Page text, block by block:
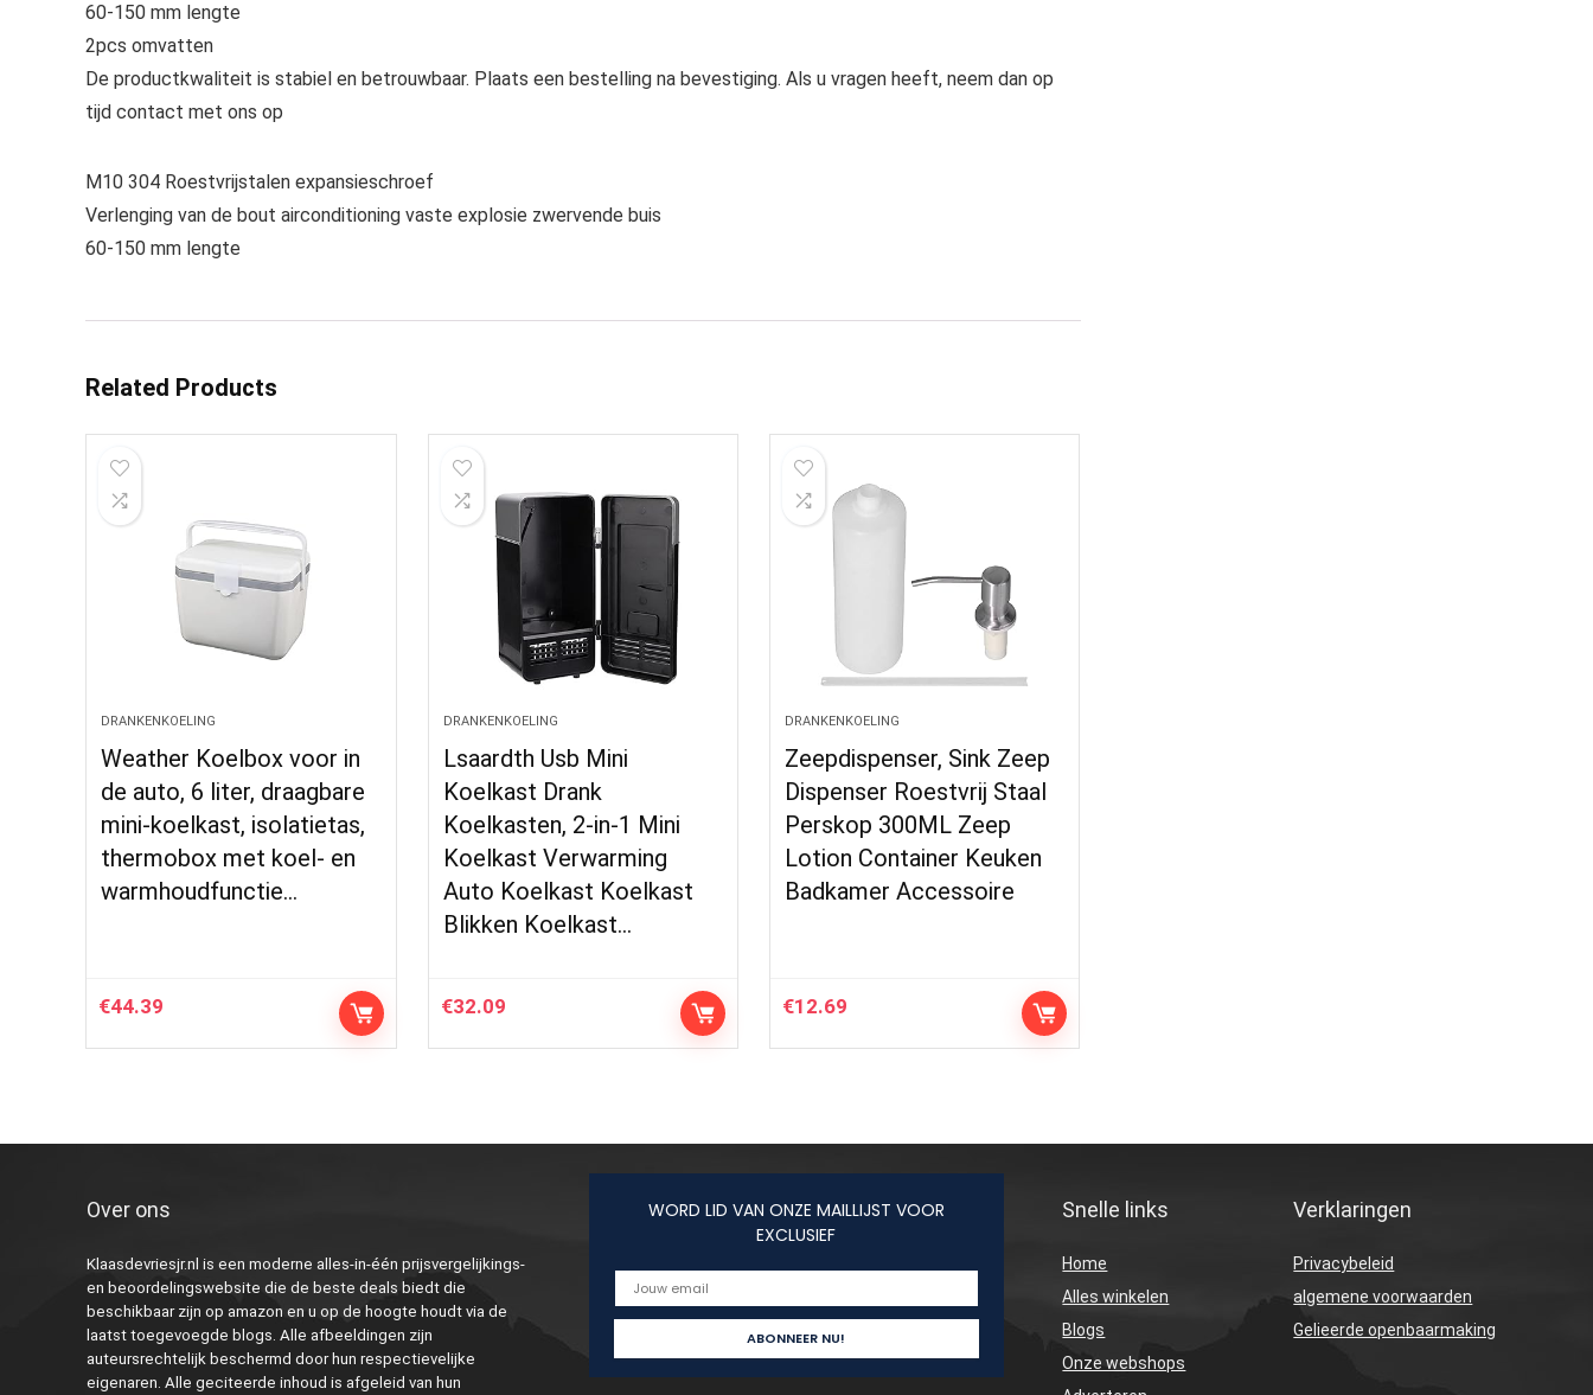
60-150 mm lengte
2pcs omvatten
De productkwaliteit is stabiel en betrouwbaar. Plaats een bestelling na bevestiging. Als u vragen heeft, neem dan op
tijd contact met ons op
M10 304 Roestvrijstalen expansieschroef
Verlenging van de bout airconditioning vaste explosie zwervende buis
60-150 mm lengte
Related Products
DRANKENKOELING
Weather Koelbox voor in
de auto, 6 liter, draagbare
mini-koelkast, isolatietas,
thermobox met koel- en
warmhoudfunctie…
€44.39
DRANKENKOELING
Lsaardth Usb Mini
Koelkast Drank
Koelkasten, 2-in-1 Mini
Koelkast Verwarming
Auto Koelkast Koelkast
Blikken Koelkast…
€32.09
DRANKENKOELING
Zeepdispenser, Sink Zeep
Dispenser Roestvrij Staal
Perskop 300ML Zeep
Lotion Container Keuken
Badkamer Accessoire
€12.69
Over ons
Klaasdevriesjr.nl is een moderne alles-in-één prijsvergelijkings-
en beoordelingswebsite die de beste deals biedt die
beschikbaar zijn op amazon en u op de hoogte houdt via de
laatst toegevoegde blogs. Alle afbeeldingen zijn
auteursrechtelijk beschermd door hun respectievelijke
eigenaren. Alle geciteerde inhoud is afgeleid van hun
WORD LID VAN ONZE MAILLIJST VOOR
EXCLUSIEF
Snelle links
Home
Alles winkelen
Blogs
Onze webshops
Verklaringen
Privacybeleid
algemene voorwaarden
Gelieerde openbaarmaking